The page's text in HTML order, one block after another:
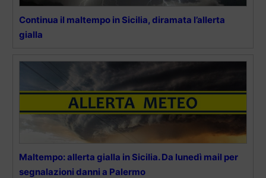
Continua il maltempo in Sicilia, diramata l’allerta
gialla
Maltempo: allerta gialla in Sicilia. Da lunedì mail per
segnalazioni danni a Palermo